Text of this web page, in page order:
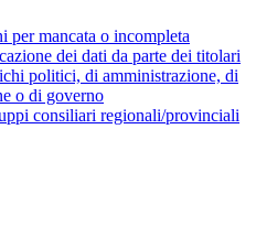
per mancata o incompleta
dei dati da parte dei titolari
politici, di amministrazione, di
o di governo
consiliari regionali/provinciali